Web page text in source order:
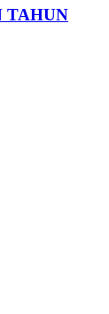
TAHUN